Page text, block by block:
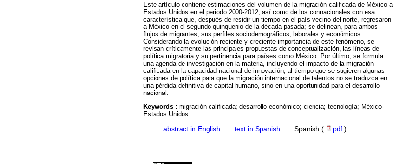
Este artículo contiene estimaciones del volumen de la migración calificada de México a
Estados Unidos en el periodo 2000-2012, así como de los connacionales con esa
característica que, después de residir un tiempo en el país vecino del norte, regresaron
a México en el segundo quinquenio de la década pasada; se delinean, para ambos
flujos de migrantes, sus perfiles sociodemográficos, laborales y económicos.
Considerando la evolución reciente y creciente importancia de este fenómeno, se
revisan críticamente las principales propuestas de conceptualización, las líneas de
política migratoria y su pertinencia para países como México. Por último, se formula
una agenda de investigación en la materia, incluyendo el impacto de la migración
calificada en la capacidad nacional de innovación, al tiempo que se sugieren algunas
opciones de política para que la migración internacional de talentos no se traduzca en
una pérdida definitiva de capital humano, sino en una oportunidad para el desarrollo
nacional.
Keywords : migración calificada; desarrollo económico; ciencia; tecnología; México-
Estados Unidos.
· abstract in English · text in Spanish · Spanish ( pdf )